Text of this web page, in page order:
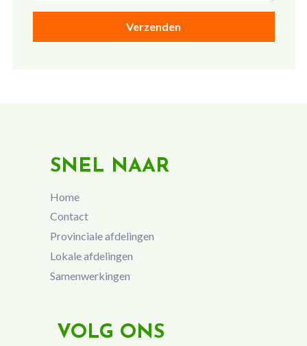
SNEL NAAR
Home
Contact
Provinciale afdelingen
Lokale afdelingen
Samenwerkingen
VOLG ONS